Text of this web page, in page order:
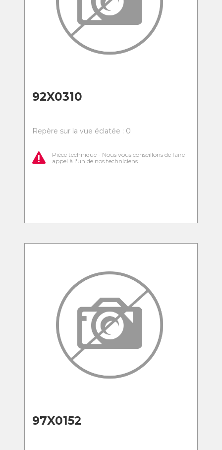
92X0310
Repère sur la vue éclatée : 0
Pièce technique - Nous vous conseillons de faire
appel à l'un de nos techniciens
97X0152